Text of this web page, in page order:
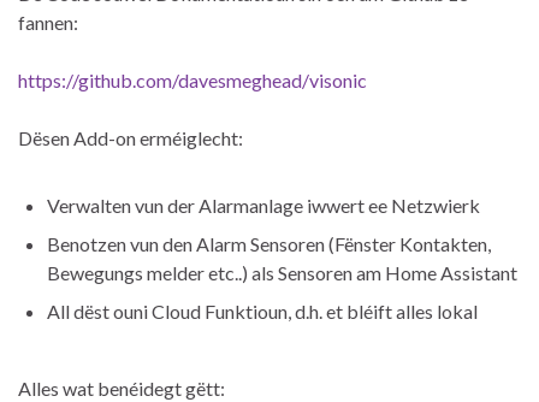
fannen:
https://github.com/davesmeghead/visonic
Dësen Add-on erméiglecht:
Verwalten vun der Alarmanlage iwwert ee Netzwierk
Benotzen vun den Alarm Sensoren (Fënster Kontakten,
Bewegungs melder etc..) als Sensoren am Home Assistant
All dëst ouni Cloud Funktioun, d.h. et bléift alles lokal
Alles wat benéidegt gëtt: